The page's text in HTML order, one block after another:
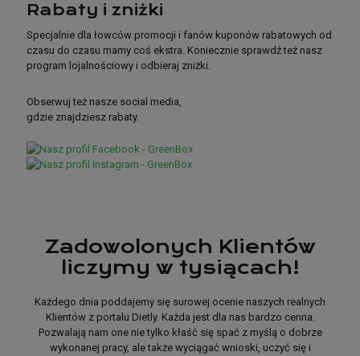
Rabaty
i zniżki
Specjalnie dla łowców promocji i fanów kuponów rabatowych od
program lojalnościowy i odbieraj zniżki.
Obserwuj też nasze social media,
gdzie znajdziesz rabaty.
Rabaty i zniżki
Specjalnie dla łowców promocji i fanów kuponów rabatowych od
czasu do czasu mamy coś ekstra. Koniecznie sprawdź też nasz
program lojalnościowy i odbieraj zniżki.
Obserwuj też nasze social media,
gdzie znajdziesz rabaty.
Zadowolonych Klientów
liczymy w tysiącach!
Każdego dnia poddajemy się surowej ocenie naszych realnych
Klientów z portalu Dietly. Każda jest dla nas bardzo cenna.
Pozwalają nam one nie tylko kłaść się spać z myślą o dobrze
wykonanej pracy, ale także wyciągać wnioski, uczyć się i